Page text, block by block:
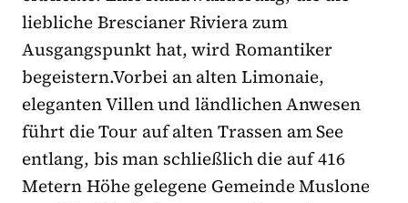
liebliche Brescianer Riviera zum
Ausgangspunkt hat, wird Romantiker
begeistern.Vorbei an alten Limonaie,
eleganten Villen und ländlichen Anwesen
führt die Tour auf alten Trassen am See
entlang, bis man schließlich die auf 416
Metern Höhe gelegene Gemeinde Muslone